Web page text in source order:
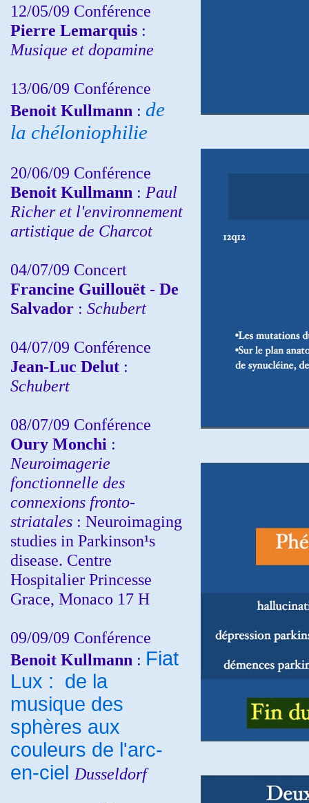
12/05/09 Conférence
Pierre Lemarquis :
Musique et dopamine
13/06/09 Conférence
Benoit Kullmann : de
la chéloniophilie
20/06/09 Conférence
Benoit Kullmann : Paul
Richer et l'environnement
artistique de Charcot
04/07/09 Concert
Francine Guillouët - De
Salvador : Schubert
04/07/09 Conférence
Jean-Luc Delut :
Schubert
08/07/09 Conférence
Oury Monchi :
Neuroimagerie
fonctionnelle des
connexions fronto-
striatales : Neuroimaging
studies in Parkinson¹s
disease. Centre
Hospitalier Princesse
Grace, Monaco 17 H
09/09/09 Conférence
Benoit Kullmann : Fiat
Lux : de la
musique des
sphères aux
couleurs de l'arc-
en-ciel Dusseldorf